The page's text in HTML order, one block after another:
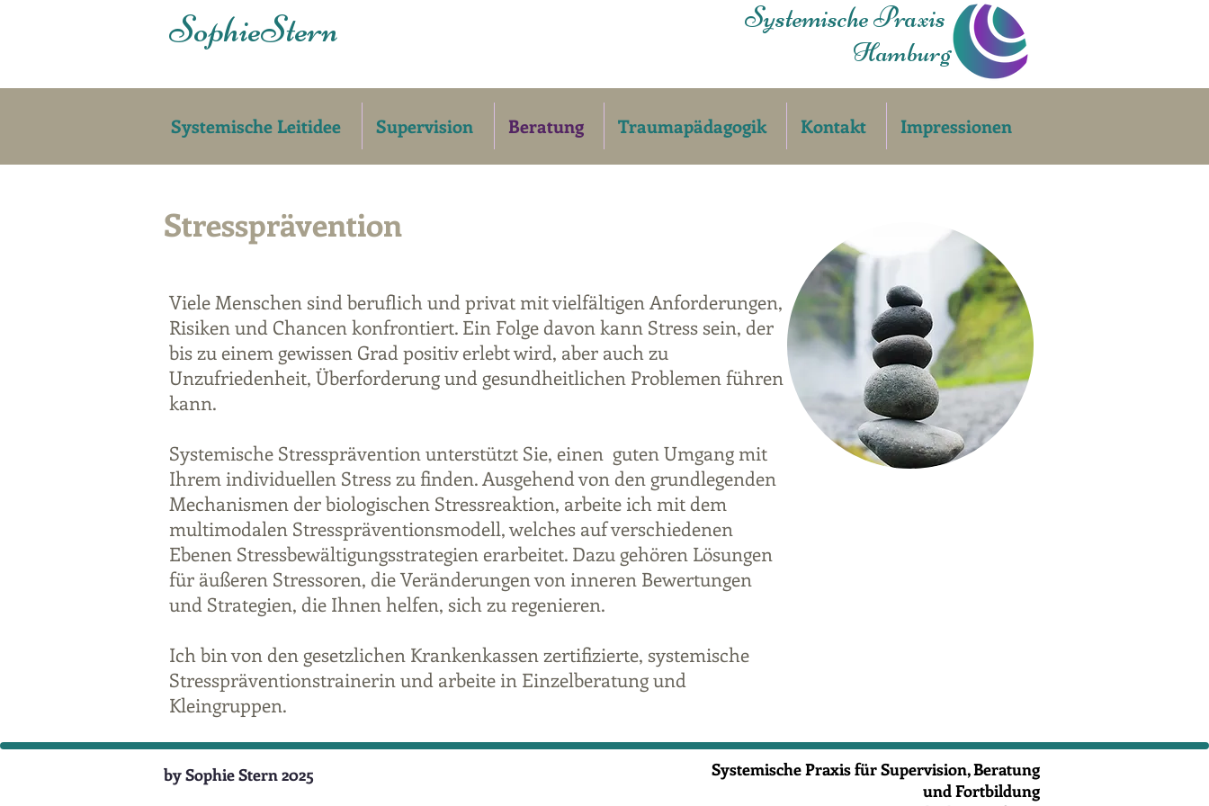
SophieStern Systemische Praxis
Hamburg
Systemische Leitidee Supervision Beratung Traumapädagogik Kontakt Impressionen
Stressprävention
Viele Menschen sind beruflich und privat mit vielfältigen Anforderungen,
Risiken und Chancen konfrontiert. Ein Folge davon kann Stress sein, der
bis zu einem gewissen Grad positiv erlebt wird, aber auch zu
Unzufriedenheit, Überforderung und gesundheitlichen Problemen führen
kann.
Systemische Stressprävention unterstützt Sie, einen guten Umgang mit
Ihrem individuellen Stress zu finden. Ausgehend von den grundlegenden
Mechanismen der biologischen Stressreaktion, arbeite ich mit dem
multimodalen Stresspräventionsmodell, welches auf verschiedenen
Ebenen Stressbewältigungsstrategien erarbeitet. Dazu gehören Lösungen
für äußeren Stressoren, die Veränderungen von inneren Bewertungen
und Strategien, die Ihnen helfen, sich zu regenieren.
Ich bin von den gesetzlichen Krankenkassen zertifizierte, systemische
Stresspräventionstrainerin und arbeite in Einzelberatung und
Kleingruppen.
​by Sophie Stern 2025
Systemische Praxis für Supervision, Beratung
und Fortbildung